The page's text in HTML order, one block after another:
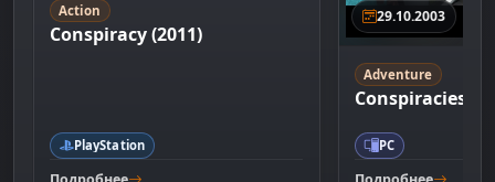
Action
Conspiracy (2011)
PlayStation
29.10.2003
Adventure
Conspiracies
PC